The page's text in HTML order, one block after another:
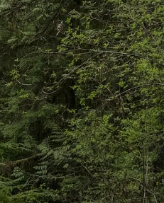
Auf dieser Website
Reisevorschläge
Praktische Tipps
Zwei Länder, Eine Reise